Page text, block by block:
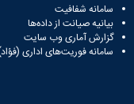
سامانه شفافیت
بیانیه صیانت از داده‌ها
گزارش آماری وب‌ سایت
سامانه فوریت‌های اداری